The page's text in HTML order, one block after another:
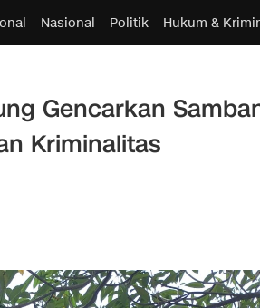
Nasional Politik Hukum &
Gencarkan
Kriminalitas